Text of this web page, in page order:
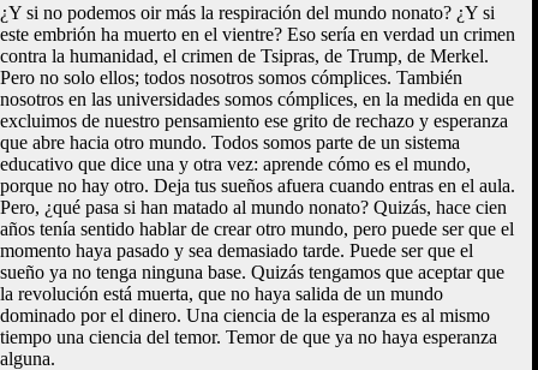
¿Y si no podemos oir más la respiración del mundo nonato? ¿Y si
este embrión ha muerto en el vientre? Eso sería en verdad un crimen
contra la humanidad, el crimen de Tsipras, de Trump, de Merkel.
Pero no solo ellos; todos nosotros somos cómplices. También
nosotros en las universidades somos cómplices, en la medida en que
excluimos de nuestro pensamiento ese grito de rechazo y esperanza
que abre hacia otro mundo. Todos somos parte de un sistema
educativo que dice una y otra vez: aprende cómo es el mundo,
porque no hay otro. Deja tus sueños afuera cuando entras en el aula.
Pero, ¿qué pasa si han matado al mundo nonato? Quizás, hace cien
años tenía sentido hablar de crear otro mundo, pero puede ser que el
momento haya pasado y sea demasiado tarde. Puede ser que el
sueño ya no tenga ninguna base. Quizás tengamos que aceptar que
la revolución está muerta, que no haya salida de un mundo
dominado por el dinero. Una ciencia de la esperanza es al mismo
tiempo una ciencia del temor. Temor de que ya no haya esperanza
alguna.